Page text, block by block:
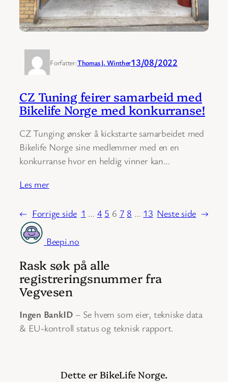
Forfatter:Thomas J. Winther13/08/2022
CZ Tuning feirer samarbeid med
Bikelife Norge med konkurranse!
CZ Tunging ønsker å kickstarte samarbeidet med
Bikelife Norge sine medlemmer med en en
konkurranse hvor en heldig vinner kan…
Les mer
← Forrige side 1 … 4 5 6 7 8 … 13 Neste side →
Beepi.no
Rask søk på alle
registreringsnummer fra
Vegvesen
Ingen BankID – Se hvem som eier, tekniske data
& EU-kontroll status og teknisk rapport.
Dette er BikeLife Norge.